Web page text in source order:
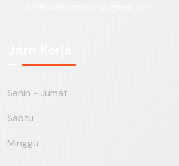
Senin - Jumat
Sabtu
Minggu